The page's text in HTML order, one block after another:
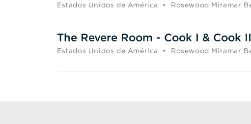
Estados Unidos de América • Rosewood Miramar
The Revere Room - Cook I & Cook II
Estados Unidos de América • Rosewood Miramar